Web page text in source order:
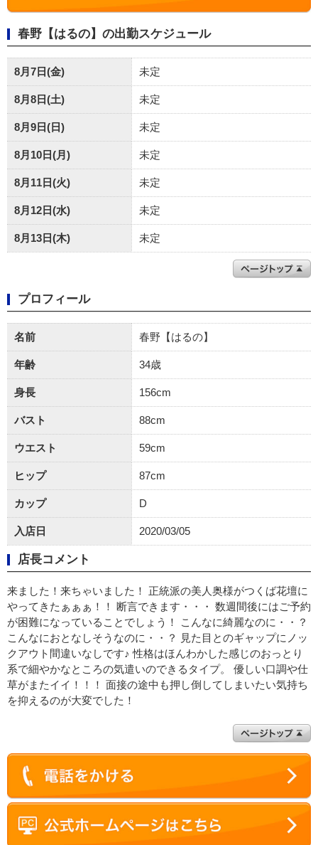
春野【はるの】の出勤スケジュール
8月7日(金) 未定
8月8日(土) 未定
8月9日(日) 未定
8月10日(月) 未定
8月11日(火) 未定
8月12日(水) 未定
8月13日(木) 未定
プロフィール
名前 春野【はるの】
年齢 34歳
身長 156cm
バスト 88cm
ウエスト 59cm
ヒップ 87cm
カップ D
入店日 2020/03/05
店長コメント
来ました！来ちゃいました！ 正統派の美人奥様がつくば花壇に
やってきたぁぁぁ！！ 断言できます・・・ 数週間後にはご予約
が困難になっていることでしょう！ こんなに綺麗なのに・・？
こんなにおとなしそうなのに・・？ 見た目とのギャップにノッ
クアウト間違いなしです♪ 性格はほんわかした感じのおっとり
系で細やかなところの気遣いのできるタイプ。 優しい口調や仕
草がまたイイ！！！ 面接の途中も押し倒してしまいたい気持ち
を抑えるのが大変でした！